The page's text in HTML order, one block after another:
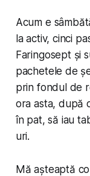
Acum e
la activ, cinci
Faringosept și
pachetele de
prin fondul de
ora asta, după
în pat, să iau
uri.
Mă așteaptă